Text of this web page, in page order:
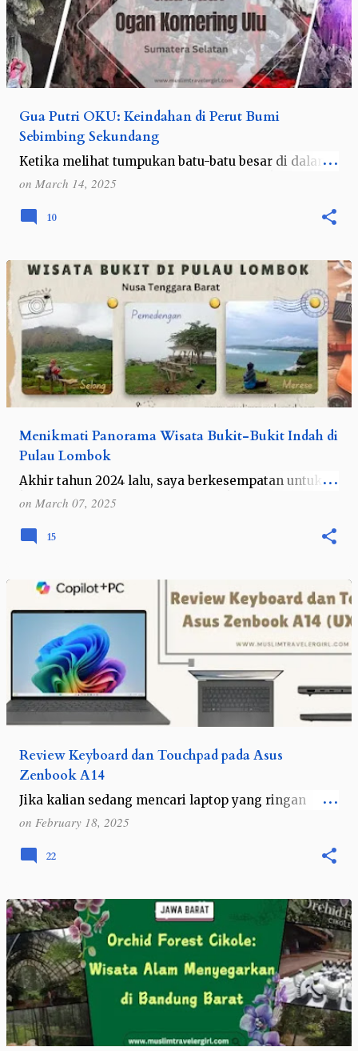
Gua Putri OKU: Keindahan di Perut Bumi
Sebimbing Sekundang
Ketika melihat tumpukan batu-batu besar di dalam
sebuah gua, saya pun langsung bertanya kepada
salah satu kolega, "Boleh manjat?" Begitu dijawab,
"Boleh. Silakan ka…
on March 14, 2025
10
Menikmati Panorama Wisata Bukit-Bukit Indah di
Pulau Lombok
Akhir tahun 2024 lalu, saya berkesempatan untuk
kembali menjelajahi pulau Lombok di Provinsi Nusa
Tenggara Barat. Kali ini saya bersama seorang
teman yang ingin healing menikmati…
on March 07, 2025
15
Review Keyboard dan Touchpad pada Asus
Zenbook A14
Jika kalian sedang mencari laptop yang ringan
dengan desain premium dan fitur canggih, ASUS
Zenbook A14 (UX3407) Copilot+ PC bisa menjadi
pilihan yang tepat. Salah satu aspek pent…
on February 18, 2025
22